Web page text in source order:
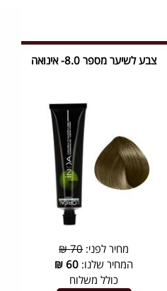
צבע לשיער מספר 8.0- אינואה
מחיר לפני:70 ₪
המחיר שלנו: 60
₪
כולל משלוח